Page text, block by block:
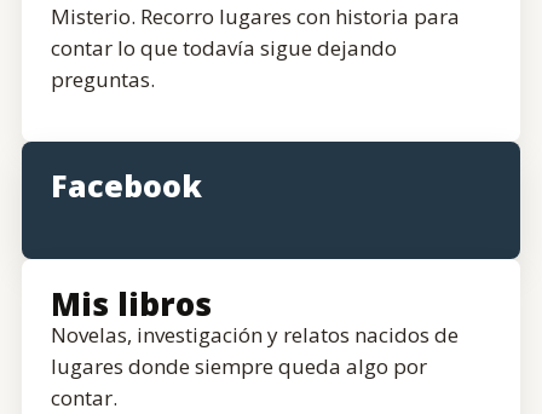
Misterio. Recorro lugares con historia para
contar lo que todavía sigue dejando
preguntas.
Facebook
Mis libros
Novelas, investigación y relatos nacidos de
lugares donde siempre queda algo por
contar.